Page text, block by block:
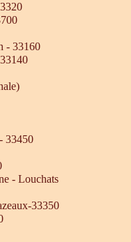
- 33160
33450
- Louchats
33350